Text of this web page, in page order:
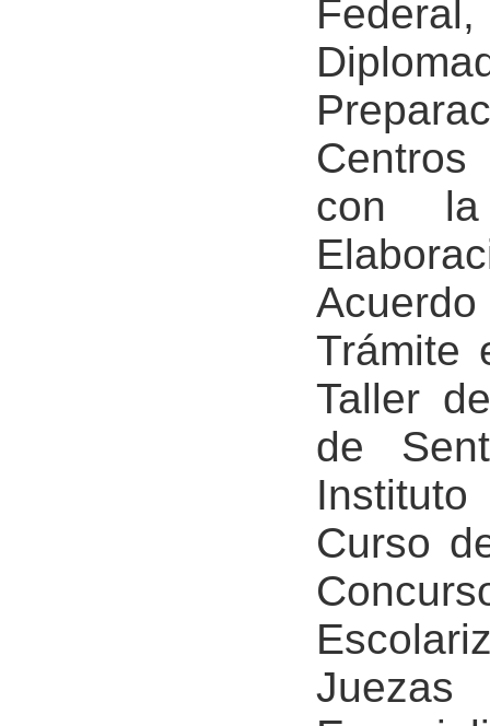
con la
Trámite
Taller
de
Curso